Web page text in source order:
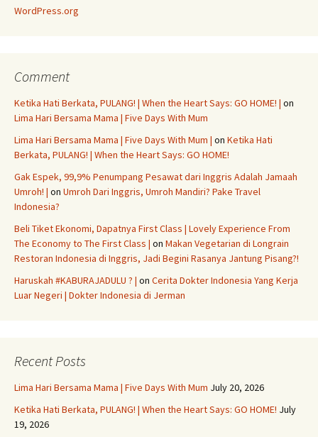
WordPress.org
Comment
Ketika Hati Berkata, PULANG! | When the Heart Says: GO HOME! | on
Lima Hari Bersama Mama | Five Days With Mum
Lima Hari Bersama Mama | Five Days With Mum | on Ketika Hati
Berkata, PULANG! | When the Heart Says: GO HOME!
Gak Espek, 99,9% Penumpang Pesawat dari Inggris Adalah Jamaah
Umroh! | on Umroh Dari Inggris, Umroh Mandiri? Pake Travel
Indonesia?
Beli Tiket Ekonomi, Dapatnya First Class | Lovely Experience From
The Economy to The First Class | on Makan Vegetarian di Longrain
Restoran Indonesia di Inggris, Jadi Begini Rasanya Jantung Pisang?!
Haruskah #KABURAJADULU ? | on Cerita Dokter Indonesia Yang Kerja
Luar Negeri | Dokter Indonesia di Jerman
Recent Posts
Lima Hari Bersama Mama | Five Days With Mum July 20, 2026
Ketika Hati Berkata, PULANG! | When the Heart Says: GO HOME! July
19, 2026